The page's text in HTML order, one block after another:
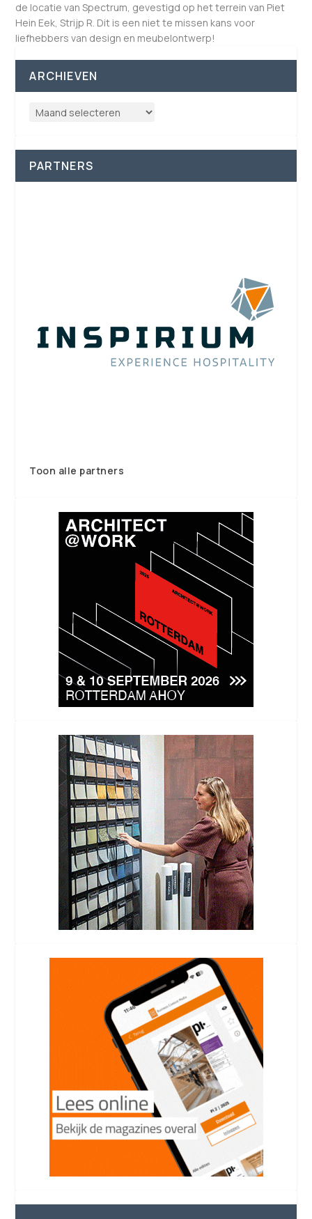
de locatie van Spectrum, gevestigd op het terrein van Piet
Hein Eek, Strijp R. Dit is een niet te missen kans voor
liefhebbers van design en meubelontwerp!
ARCHIEVEN
PARTNERS
Toon alle partners